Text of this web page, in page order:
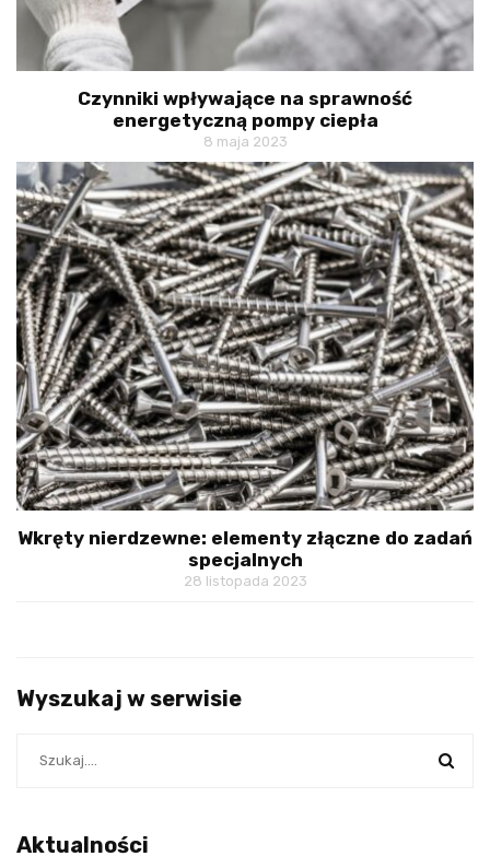
Czynniki wpływające na sprawność
energetyczną pompy ciepła
8 maja 2023
Wkręty nierdzewne: elementy złączne do zadań
specjalnych
28 listopada 2023
Wyszukaj w serwisie
Aktualności